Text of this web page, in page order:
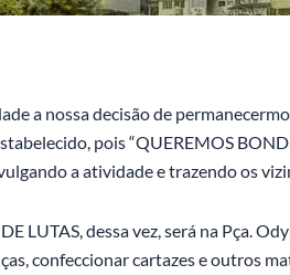
a nossa decisão de
pois “QUEREMOS
a atividade e trazendo os
LUTAS, dessa vez, será na Pça.
confeccionar cartazes e outros